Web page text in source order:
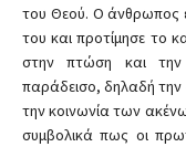
του Θεού. Ο άνθρωπος
του και προτίμησε το
στην πτώση και
παράδεισο, δηλαδή
την κοινωνία των
συμβολικά πως οι